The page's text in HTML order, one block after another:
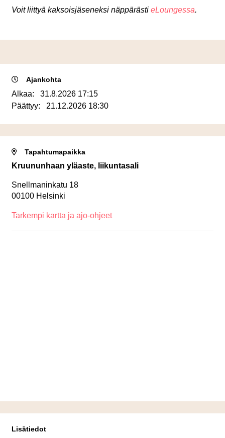
Voit liittyä kaksoisjäseneksi näppärästi eLoungessa.
Ajankohta
Alkaa: 31.8.2026 17:15
Päättyy: 21.12.2026 18:30
Tapahtumapaikka
Kruununhaan yläaste, liikuntasali
Snellmaninkatu 18
00100 Helsinki
Tarkempi kartta ja ajo-ohjeet
Lisätiedot